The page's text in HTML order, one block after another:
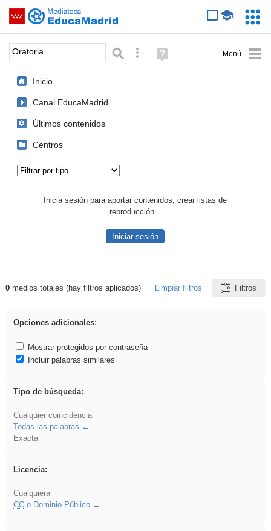
Saltar navegación
Palabra o frase: Búsqueda avanzada
Ayuda
(en
Inicio
Canal EducaMadrid
Últimos contenidos
Centros
Inicia sesión para aportar contenidos, crear listas de
reproducción...
Iniciar sesión
Resultados de: Oratoria
0medios totales (hay filtros aplicados) Limpiar filtros Filtros
Opciones adicionales:
Mostrar protegidos por contraseña
Incluir palabras similares
Tipo de búsqueda:
Cualquier coincidencia
Todas las palabras
Exacta
Licencia:
Cualquiera
CCo Dominio Público